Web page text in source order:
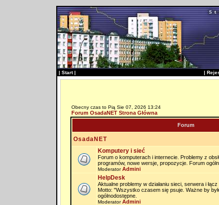
| Start| |
Obecny czas to Pią Sie 07, 2026 13:24
Forum OsadaNET Strona Główna
Forum
OsadaNET
Komputery i sieć
Forum o komputerach i internecie. Problemy z
programów, nowe wersje, propozycje. Forum
ModeratorAdmini
HelpDesk
Aktualne problemy w działaniu sieci, serwera i
Motto: "Wszystko czasem się psuje. Ważne by
ogólnodostępne.
ModeratorAdmini